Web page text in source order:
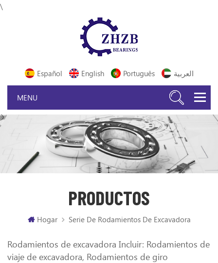
\
Español English Português العربية
PRODUCTOS
Hogar Serie De Rodamientos De Excavadora
Rodamientos de excavadora Incluir: Rodamientos de
viaje de excavadora, Rodamientos de giro